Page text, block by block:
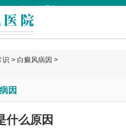
识 > 白癜风病因 >
因
什么原因